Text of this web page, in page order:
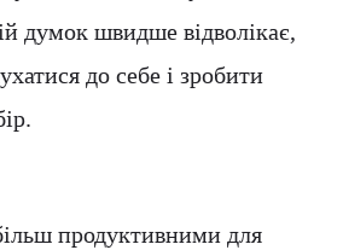
думок швидше відволікає,
до себе і зробити
продуктивними для